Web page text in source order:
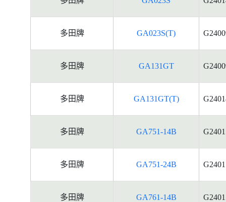
多田牌 GA023S(T)
多田牌 GA131GT
多田牌 GA131GT(T)
多田牌 GA751-14B
多田牌 GA751-24B
多田牌 GA761-14B